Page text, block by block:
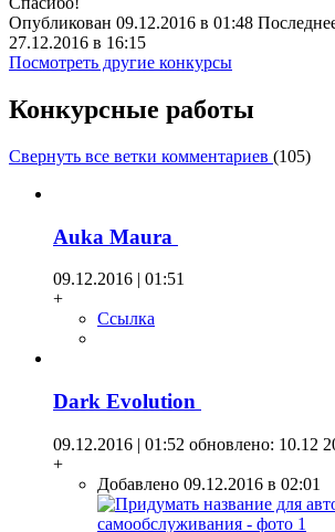
Опубликован 09.12.2016 в 01:48
27.12.2016 в 16:15
Посмотреть другие конкурсы
Конкурсные работы
Свернуть все ветки комментариев (105)
Auka Maura
09.12.2016 | 01:51
+
Ссылка
Dark Evolution
09.12.2016 | 01:52 обновлено: 10.12
+
Добавлено 09.12.2016 в 02:01